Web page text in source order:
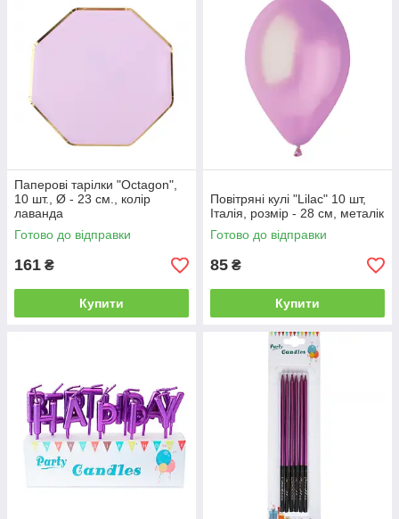
Паперові тарілки "Octagon",
10 шт., Ø - 23 см., колір
лаванда
Готово до відправки
161 ₴
Купити
Повітряні кулі "Lilac" 10 шт,
Італія, розмір - 28 см, металік
Готово до відправки
85 ₴
Купити